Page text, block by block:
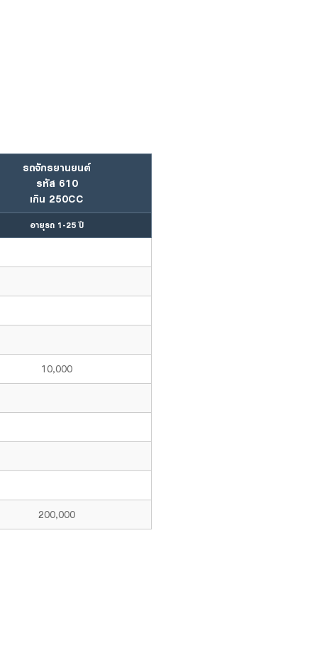
รถจักรยานยนต์
รหัส 610
เกิน 250CC
อายุรถ 1-25 ปี
10,000
200,000